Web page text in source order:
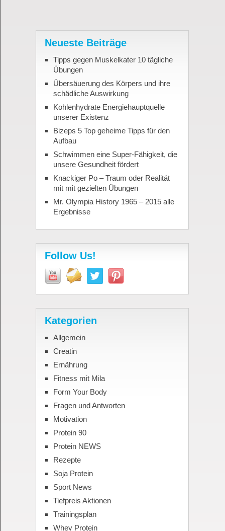
Neueste Beiträge
Tipps gegen Muskelkater 10 tägliche
Übungen
Übersäuerung des Körpers und ihre
schädliche Auswirkung
Kohlenhydrate Energiehauptquelle
unserer Existenz
Bizeps 5 Top geheime Tipps für den
Aufbau
Schwimmen eine Super-Fähigkeit, die
unsere Gesundheit fördert
Knackiger Po – Traum oder Realität
mit mit gezielten Übungen
Mr. Olympia History 1965 – 2015 alle
Ergebnisse
Follow Us!
Kategorien
Allgemein
Creatin
Ernährung
Fitness mit Mila
Form Your Body
Fragen und Antworten
Motivation
Protein 90
Protein NEWS
Rezepte
Soja Protein
Sport News
Tiefpreis Aktionen
Trainingsplan
Whey Protein